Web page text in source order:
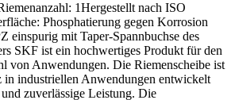
1Hergestellt nach ISO
Phosphatierung gegen Korrosion
einspurig mit Taper-Spannbuchse des
SKF ist ein hochwertiges Produkt für den
von Anwendungen. Die Riemenscheibe ist
in industriellen Anwendungen entwickelt
zuverlässige Leistung. Die